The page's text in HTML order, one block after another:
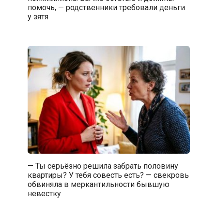
помочь, — родственники требовали деньги
у зятя
— Ты серьёзно решила забрать половину
квартиры? У тебя совесть есть? — свекровь
обвиняла в меркантильности бывшую
невестку